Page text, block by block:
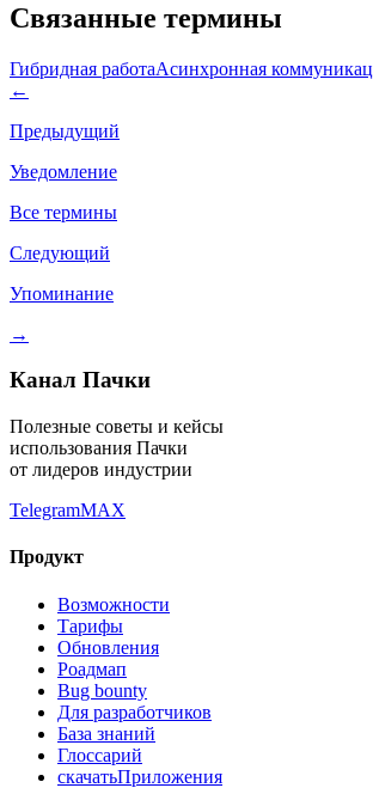
Связанные термины
Гибридная работаАсинхронная
←
Предыдущий
Уведомление
Все термины
Следующий
Упоминание
→
Канал Пачки
Полезные советы и кейсы
использования Пачки
от лидеров индустрии
TelegramMAX
Продукт
Возможности
Тарифы
Обновления
Роадмап
Bug bounty
Для разработчиков
База знаний
Глоссарий
скачатьПриложения